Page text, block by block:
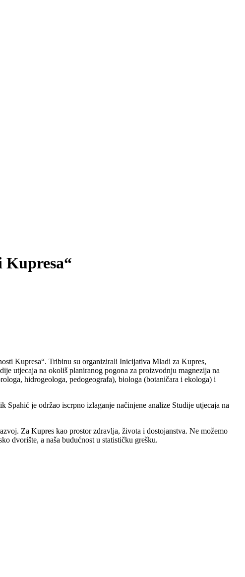
Kupresa“. Tribinu su organizirali Inicijativa Mladi za Kupres,
utjecaja na okoliš planiranog pogona za proizvodnju magnezija na
hidrogeologa, pedogeografa), biologa (botaničara i ekologa) i
je održao iscrpno izlaganje načinjene analize Studije utjecaja na
Za Kupres kao prostor zdravlja, života i dostojanstva. Ne možemo
dvorište, a naša budućnost u statističku grešku.